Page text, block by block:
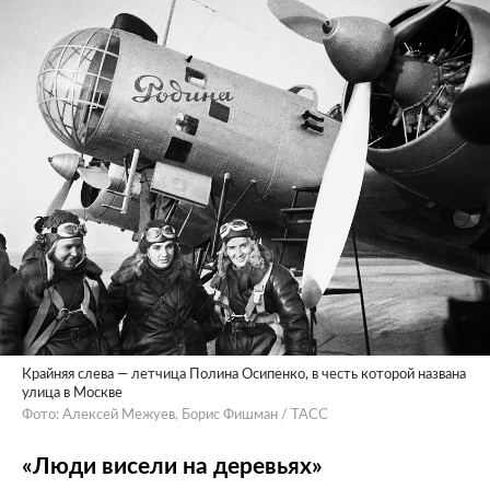
Крайняя слева — летчица Полина Осипенко, в честь которой названа
улица в Москве
Фото: Алексей Межуев, Борис Фишман / ТАСС
«Люди висели на деревьях»